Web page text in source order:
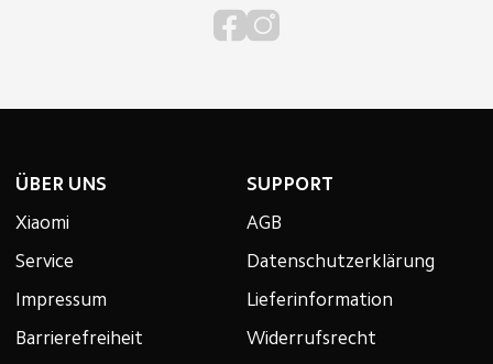
ÜBER UNS
Xiaomi
Service
Impressum
Barrierefreiheit
SUPPORT
AGB
Datenschutzerklärung
Lieferinformation
Widerrufsrecht